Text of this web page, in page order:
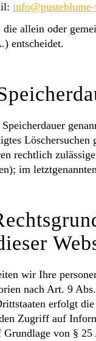
allein oder
entscheidet.
rechtlich
im
wir Ihre
nach Art. 9
erfolgt
Zugriff auf
von §